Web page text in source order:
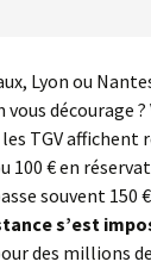
Lyon ou
décourage ?
les TGV
100 € en
souvent 150
s’est
des millions